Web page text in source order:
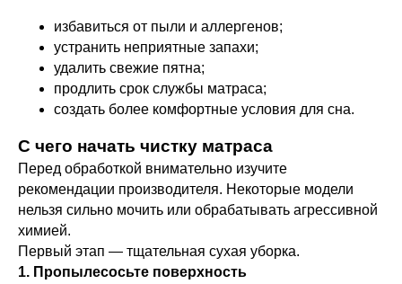
избавиться от пыли и аллергенов;
устранить неприятные запахи;
удалить свежие пятна;
продлить срок службы матраса;
создать более комфортные условия для сна.
С чего начать чистку матраса
Перед обработкой внимательно изучите
рекомендации производителя. Некоторые модели
нельзя сильно мочить или обрабатывать агрессивной
химией.
Первый этап — тщательная сухая уборка.
1. Пропылесосьте поверхность